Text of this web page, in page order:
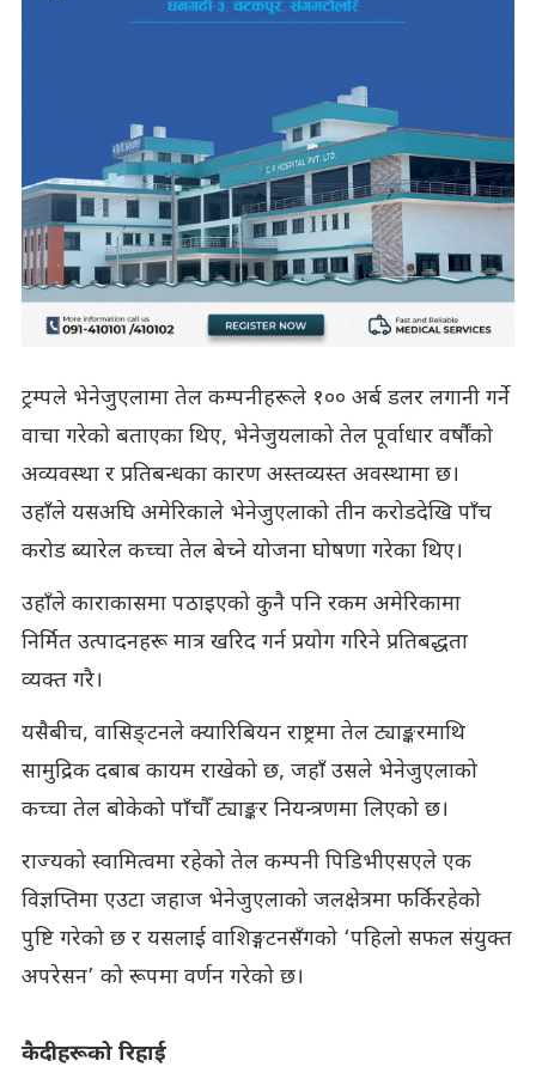
ट्रम्पले भेनेजुएलामा तेल कम्पनीहरूले १०० अर्ब डलर लगानी गर्ने
वाचा गरेको बताएका थिए, भेनेजुयलाको तेल पूर्वाधार वर्षौंको
अव्यवस्था र प्रतिबन्धका कारण अस्तव्यस्त अवस्थामा छ।
उहाँले यसअघि अमेरिकाले भेनेजुएलाको तीन करोडदेखि पाँच
करोड ब्यारेल कच्चा तेल बेच्ने योजना घोषणा गरेका थिए।
उहाँले काराकासमा पठाइएको कुनै पनि रकम अमेरिकामा
निर्मित उत्पादनहरू मात्र खरिद गर्न प्रयोग गरिने प्रतिबद्धता
व्यक्त गरै।
यसैबीच, वासिङ्टनले क्यारिबियन राष्ट्रमा तेल ट्याङ्करमाथि
सामुद्रिक दबाब कायम राखेको छ, जहाँ उसले भेनेजुएलाको
कच्चा तेल बोकेको पाँचौँ ट्याङ्कर नियन्त्रणमा लिएको छ।
राज्यको स्वामित्वमा रहेको तेल कम्पनी पिडिभीएसएले एक
विज्ञप्तिमा एउटा जहाज भेनेजुएलाको जलक्षेत्रमा फर्किरहेको
पुष्टि गरेको छ र यसलाई वाशिङ्गटनसँगको ‘पहिलो सफल संयुक्त
अपरेसन’ को रूपमा वर्णन गरेको छ।
कैदीहरूको रिहाई